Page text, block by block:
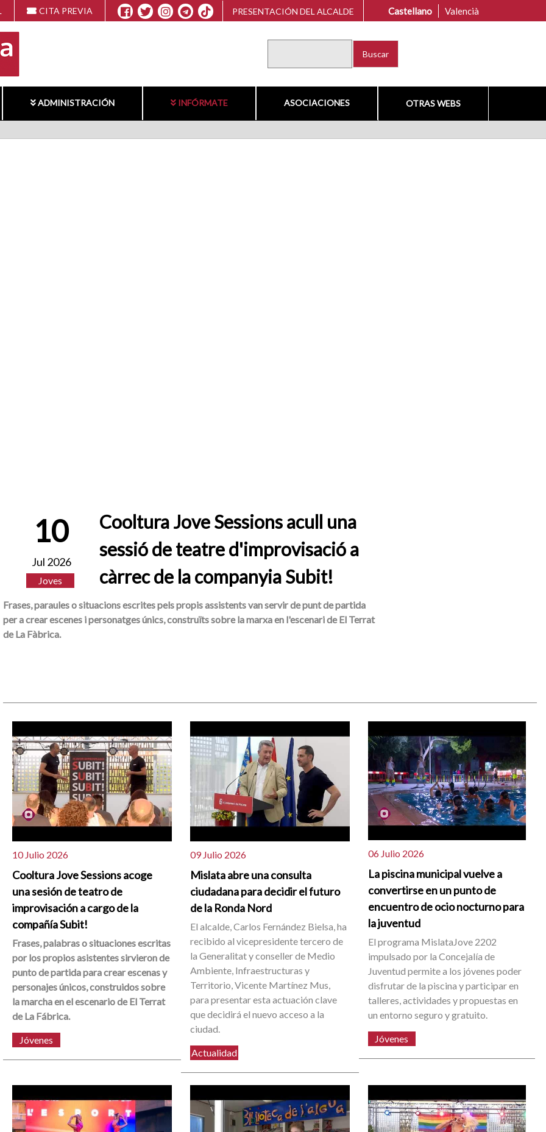
CITA PREVIA PRESENTACIÓN DEL ALCALDE Castellano Valencià
ADMINISTRACIÓN INFÓRMATE ASOCIACIONES OTRAS WEBS
10
Jul 2026
Joves
Cooltura Jove Sessions acull una
sessió de teatre d'improvisació a
càrrec de la companyia Subit!
Frases, paraules o situacions escrites pels propis assistents van servir de punt de partida
per a crear escenes i personatges únics, construïts sobre la marxa en l'escenari de El Terrat
de La Fàbrica.
10 Julio 2026
Cooltura Jove Sessions acoge
una sesión de teatro de
improvisación a cargo de la
compañía Subit!
Frases, palabras o situaciones escritas
por los propios asistentes sirvieron de
punto de partida para crear escenas y
personajes únicos, construidos sobre
la marcha en el escenario de El Terrat
de La Fábrica.
Jóvenes
09 Julio 2026
Mislata abre una consulta
ciudadana para decidir el futuro
de la Ronda Nord
El alcalde, Carlos Fernández Bielsa, ha
recibido al vicepresidente tercero de
la Generalitat y conseller de Medio
Ambiente, Infraestructuras y
Territorio, Vicente Martínez Mus,
para presentar esta actuación clave
que decidirá el nuevo acceso a la
ciudad.
Actualidad
06 Julio 2026
La piscina municipal vuelve a
convertirse en un punto de
encuentro de ocio nocturno para
la juventud
El programa MislataJove 2202
impulsado por la Concejalía de
Juventud permite a los jóvenes poder
disfrutar de la piscina y participar en
talleres, actividades y propuestas en
un entorno seguro y gratuito.
Jóvenes